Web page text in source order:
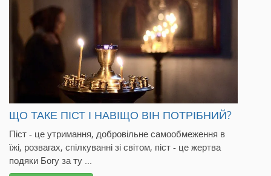
ЩО ТАКЕ ПІСТ І НАВІЩО ВІН ПОТРІБНИЙ?
Піст - це утримання, добровільне самообмеження в
їжі, розвагах, спілкуванні зі світом, піст - це жертва
подяки Богу за ту ...